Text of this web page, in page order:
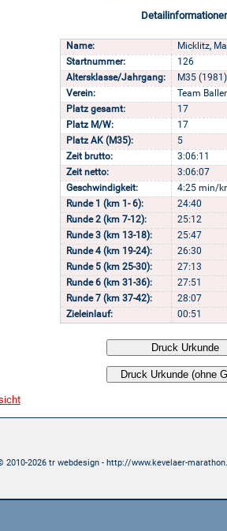
Name:
Micklitz,
Startnummer:
126
Altersklasse/Jahrgang:
M35 (1981)
Verein:
Team
Platz gesamt:
17
Platz M/W:
17
Platz AK (M35):
5
Zeit brutto:
3:06:11
Zeit netto:
3:06:07
Geschwindigkeit:
4:25 min/
Runde 1 (km 1- 6):
24:40
Runde 2 (km 7-12):
25:12
Runde 3 (km 13-18):
25:47
Runde 4 (km 19-24):
26:30
Runde 5 (km 25-30):
27:13
Runde 6 (km 31-36):
27:51
Runde 7 (km 37-42):
28:07
Zieleinlauf:
00:51
2010-2026 tr webdesign - http://www.kevelaer-